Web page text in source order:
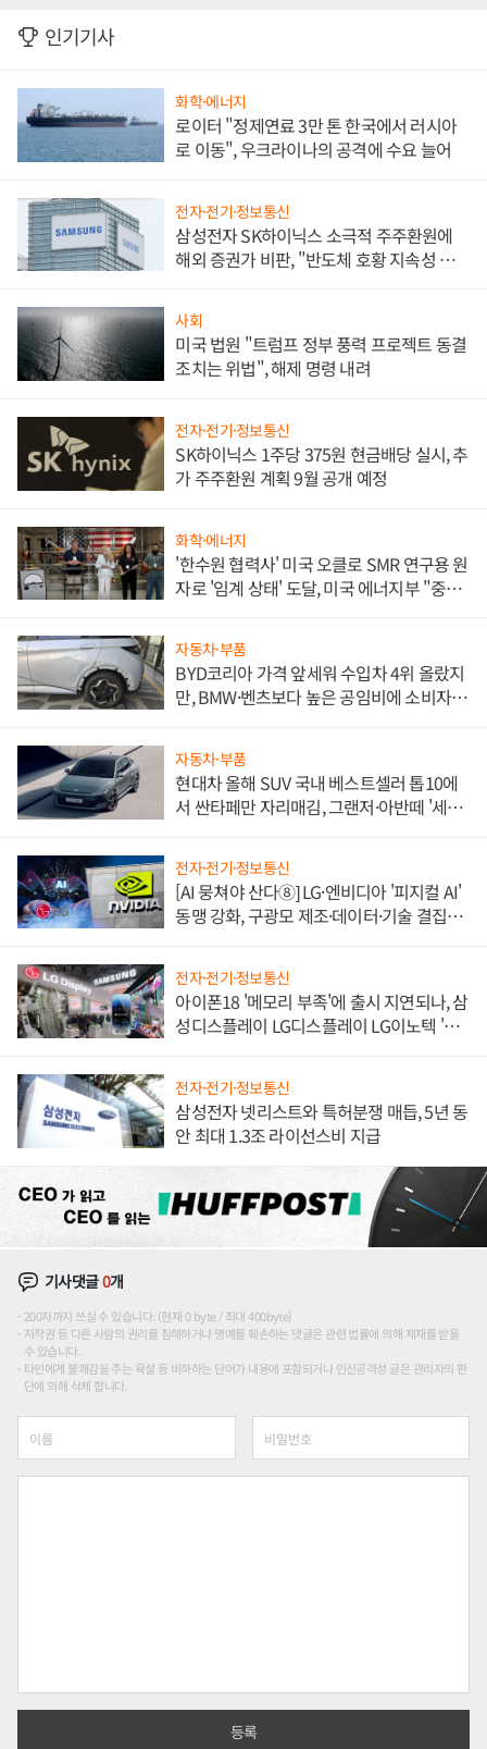
인기기사
화학·에너지
로이터 "정제연료 3만 톤 한국에서 러시아
로 이동", 우크라이나의 공격에 수요 늘어
전자·전기·정보통신
삼성전자 SK하이닉스 소극적 주주환원에
해외 증권가 비판, "반도체 호황 지속성 의
사회
미국 법원 "트럼프 정부 풍력 프로젝트 동결
조치는 위법", 해제 명령 내려
전자·전기·정보통신
SK하이닉스 1주당 375원 현금배당 실시, 추
가 주주환원 계획 9월 공개 예정
화학·에너지
'한수원 협력사' 미국 오클로 SMR 연구용 원
자로 '임계 상태' 도달, 미국 에너지부 "중요
자동차·부품
BYD코리아 가격 앞세워 수입차 4위 올랐지
만, BMW·벤츠보다 높은 공임비에 소비자
자동차·부품
현대차 올해 SUV 국내 베스트셀러 톱10에
서 싼타페만 자리매김, 그랜저·아반떼 '세단
전자·전기·정보통신
[AI 뭉쳐야 산다⑧] LG·엔비디아 '피지컬 AI'
동맹 강화, 구광모 제조·데이터·기술 결집
전자·전기·정보통신
아이폰18 '메모리 부족'에 출시 지연되나, 삼
성디스플레이 LG디스플레이 LG이노텍 '탈
전자·전기·정보통신
삼성전자 넷리스트와 특허분쟁 매듭, 5년 동
안 최대 1.3조 라이선스비 지급
기사댓글0개
200자까지 쓰실 수 있습니다. (현재 0 byte / 최대 400byte)
저작권 등 다른 사람의 권리를 침해하거나 명예를 훼손하는 댓글은 관련 법률에 의해 제재를 받을
수 있습니다.
타인에게 불쾌감을 주는 욕설 등 비하하는 단어가 내용에 포함되거나 인신공격성 글은 관리자의 판
단에 의해 삭제 합니다.